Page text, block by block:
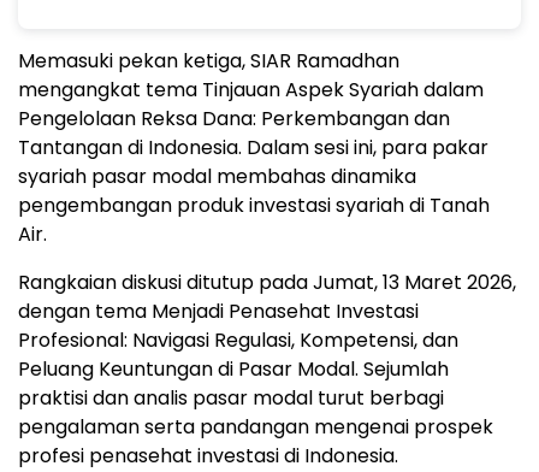
Memasuki pekan ketiga, SIAR Ramadhan
mengangkat tema Tinjauan Aspek Syariah dalam
Pengelolaan Reksa Dana: Perkembangan dan
Tantangan di Indonesia. Dalam sesi ini, para pakar
syariah pasar modal membahas dinamika
pengembangan produk investasi syariah di Tanah
Air.
Rangkaian diskusi ditutup pada Jumat, 13 Maret 2026,
dengan tema Menjadi Penasehat Investasi
Profesional: Navigasi Regulasi, Kompetensi, dan
Peluang Keuntungan di Pasar Modal. Sejumlah
praktisi dan analis pasar modal turut berbagi
pengalaman serta pandangan mengenai prospek
profesi penasehat investasi di Indonesia.